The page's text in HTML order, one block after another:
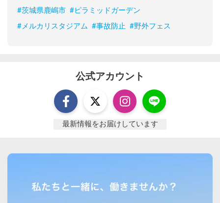
#茨城県鹿嶋市 #ピラミッドガーデン
#メルカリスタジアム #事故防止 #野外フェス
公式アカウント
最新情報をお届けしています